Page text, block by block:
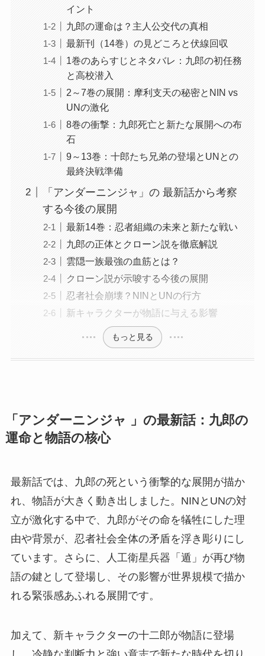
イント
九郎の運命は？主人公交代の真相
最新刊（14巻）の見どころと伏線回収
1巻のあらすじとネタバレ：九郎の初任務
と高校潜入
2～7巻の展開：摩利支天の秘密とNIN vs
UNの激化
8巻の衝撃：九郎死亡と新たな展開への布
石
9～13巻：十郎たち兄弟の登場とUNとの
最終決戦準備
「アンダーニンジャ」の 最新話から考察
する今後の展開
最新14巻：忍者組織の未来と新たな戦い
九郎の正体とクローン説を徹底解説
雲隠一族最強の血筋とは？
クローン説が示唆する今後の展開
忍者社会崩壊？NINとUNの行方
新キャラクターが物語に与える影響
もっと見る
「アンダーニンジャ 」の最新話：九郎の
運命と物語の核心
最新話では、九郎の死という衝撃的な展開が描か
れ、物語が大きく動き出しました。NINとUNの対
立が激化する中で、九郎がその命を犠牲にした理
由や背景が、忍者社会全体の矛盾を浮き彫りにし
ています。さらに、人工衛星兵器「遁」が再び物
語の鍵として登場し、その影響が世界規模で描か
れる緊張感あふれる展開です。
加えて、新キャラクターの十二郎が物語に登場